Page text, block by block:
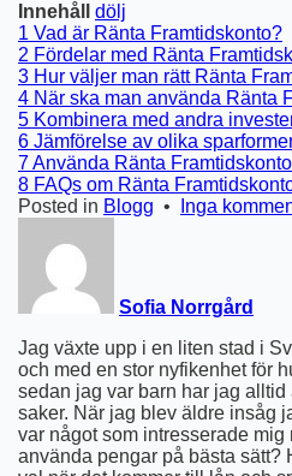
Innehåll
dölj
1 Vad är Ränta Framtidskonto?
2 Fördelar med Ränta
3 Hur väljer man rätt Ränta
4 När ska man använda Ränta
5 Kombinera med andra
6 Jämförelse av olika
7Använda Ränta
8 FAQs om Ränta
Posted in Blogg • Inga
Sofia Norrgård
Jag växte upp i en liten stad i
och med en stor nyfikenhet för
sedan jag var barn har jag alltid
saker. När jag blev äldre insåg
var något som intresserade mig
använda pengar på bästa sätt?